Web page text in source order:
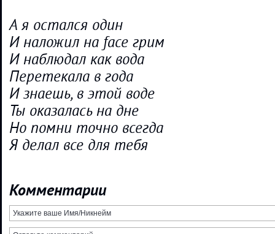
А я остался один
И наложил на face грим
И наблюдал как вода
Перетекала в года
И знаешь, в этой воде
Ты оказалась на дне
Но помни точно всегда
Я делал все для тебя
Комментарии